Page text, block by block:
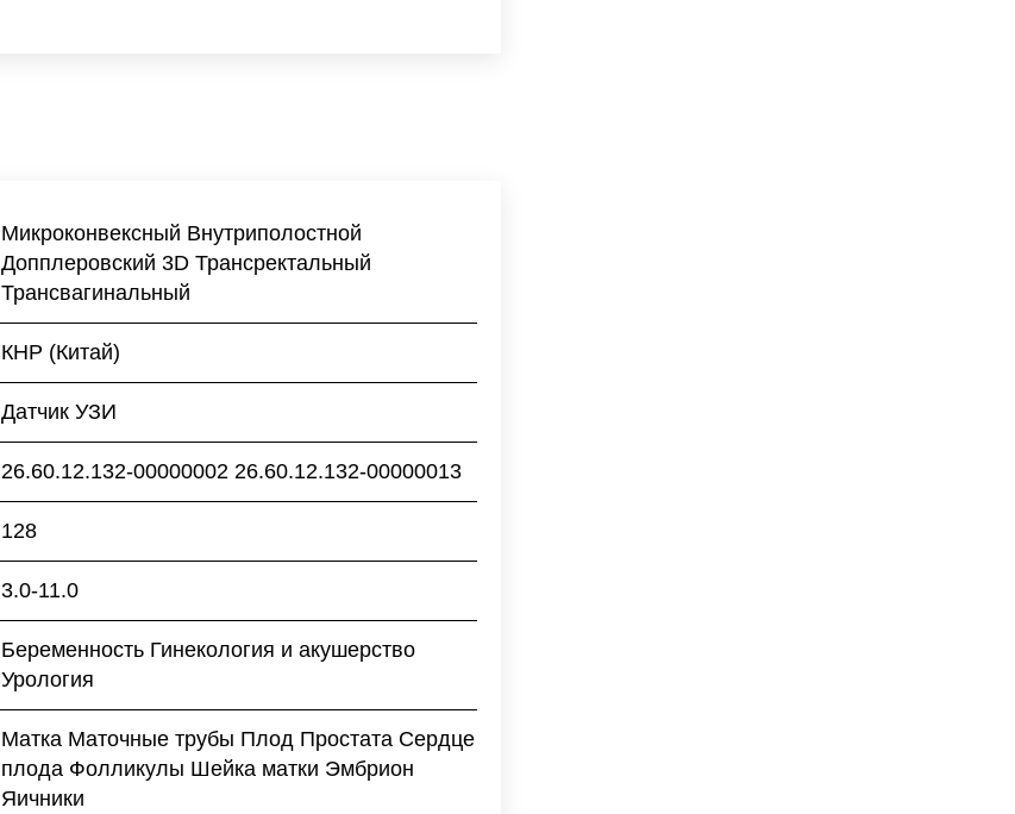
Микроконвексный Внутриполостной
Допплеровский 3D Трансректальный
Трансвагинальный
КНР (Китай)
Датчик УЗИ
26.60.12.132-00000002 26.60.12.132-00000013
128
3.0-11.0
Беременность Гинекология и акушерство
Урология
Матка Маточные трубы Плод Простата Сердце
плода Фолликулы Шейка матки Эмбрион
Яичники